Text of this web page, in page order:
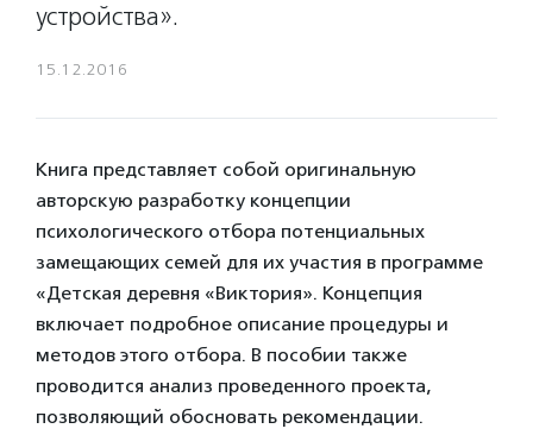
устройства».
15.12.2016
Книга представляет собой оригинальную
авторскую разработку концепции
психологического отбора потенциальных
замещающих семей для их участия в программе
«Детская деревня «Виктория». Концепция
включает подробное описание процедуры и
методов этого отбора. В пособии также
проводится анализ проведенного проекта,
позволяющий обосновать рекомендации.